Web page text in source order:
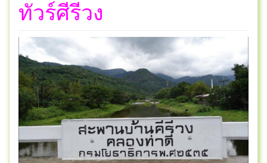
ทัวร์ศีรีวง